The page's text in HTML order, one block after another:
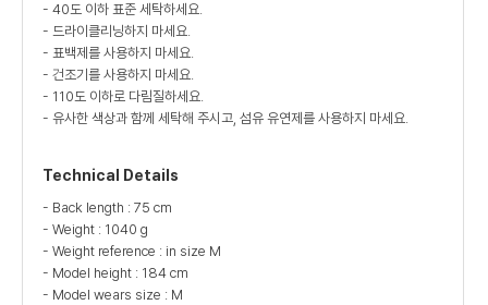
- 40도 이하 표준 세탁하세요.
- 드라이클리닝하지 마세요.
- 표백제를 사용하지 마세요.
- 건조기를 사용하지 마세요.
- 110도 이하로 다림질하세요.
- 유사한 색상과 함께 세탁해 주시고, 섬유 유연제를 사용하지 마세요.
Technical Details
- Back length : 75 cm
- Weight : 1040 g
- Weight reference : in size M
- Model height : 184 cm
- Model wears size : M